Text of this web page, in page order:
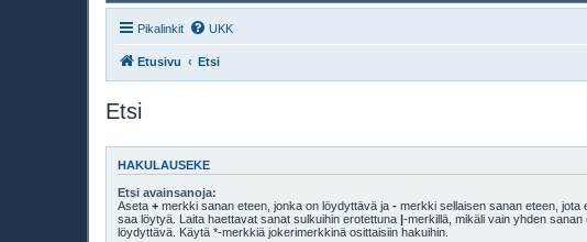
Pikalinkit UKK
Etusivu Etsi
Etsi
HAKULAUSEKE
Etsi avainsanoja:
Aseta + merkki sanan eteen, jonka on löydyttävä ja - merkki sellaisen sanan eteen, jota
saa löytyä. Laita haettavat sanat sulkuihin erotettuna |-merkillä, mikäli vain yhden sanan
löydyttävä. Käytä *-merkkiä jokerimerkkinä osittaisiin hakuihin.